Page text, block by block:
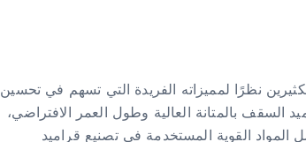
نظرًا لمميزاته الفريدة التي تسهم في تحسين
السقف بالمتانة العالية وطول العمر الافتراضي،
المواد القوية المستخدمة في تصنيع قراميد